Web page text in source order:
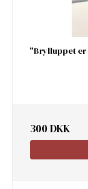
"Brylluppet
300 DKK